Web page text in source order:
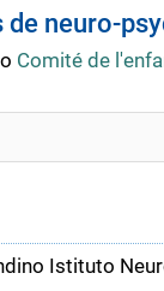
de neuro-
Comité de
Istituto